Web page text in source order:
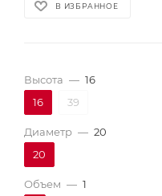
В ИЗБРАННОЕ
Высота — 16
16
39
Диаметр — 20
20
Объем — 1